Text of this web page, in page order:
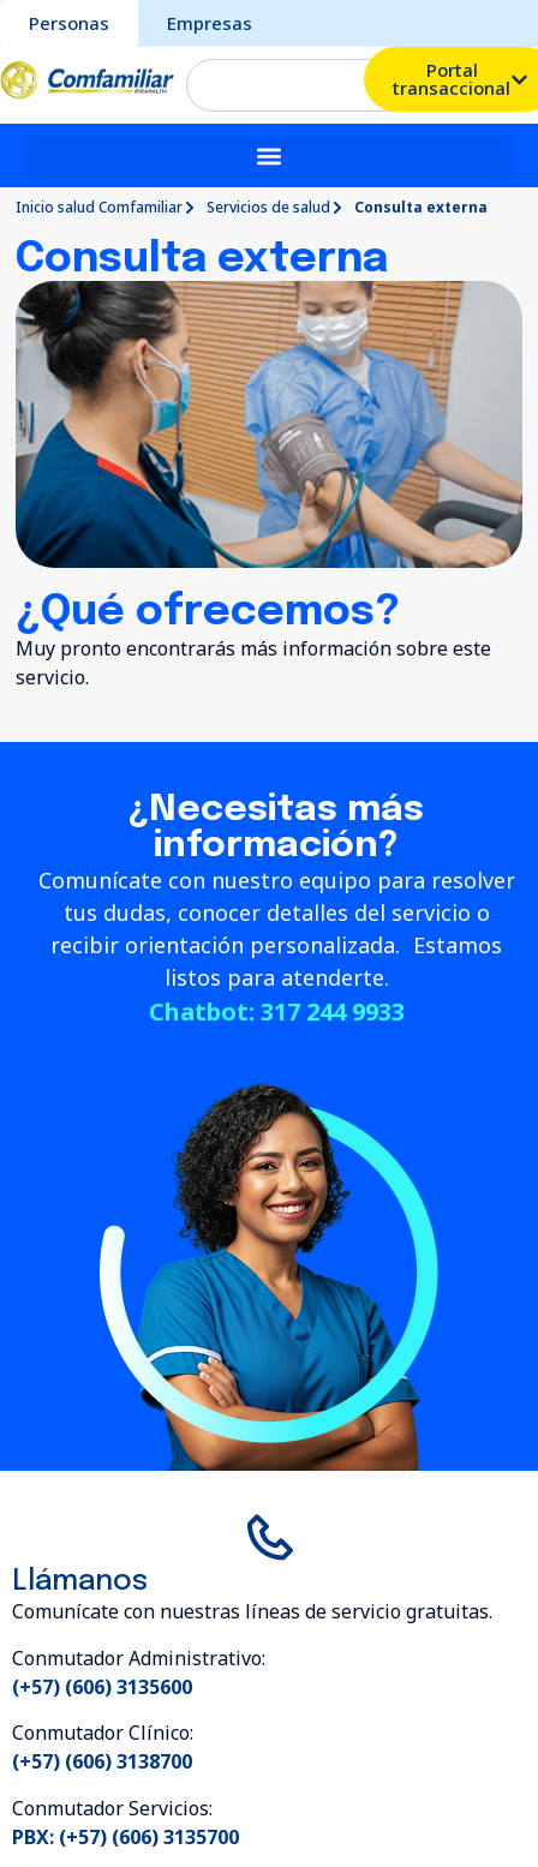
Personas
Empresas
Portal
transaccional
Inicio salud Comfamiliar Servicios de salud Consulta externa
Consulta externa
¿Qué ofrecemos?
Muy pronto encontrarás más información sobre este
servicio.
¿Necesitas más
información?
Comunícate con nuestro equipo para resolver
tus dudas, conocer detalles del servicio o
recibir orientación personalizada. Estamos
listos para atenderte.
Chatbot: 317 244 9933
Llámanos
Comunícate con nuestras líneas de servicio gratuitas.
Conmutador Administrativo:
(+57) (606) 3135600
Conmutador Clínico:
(+57) (606) 3138700
Conmutador Servicios:
PBX: (+57) (606) 3135700